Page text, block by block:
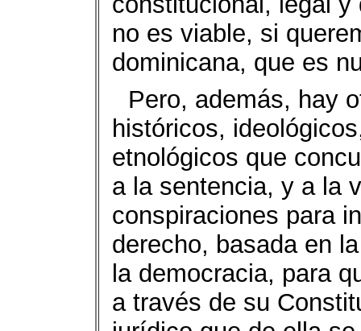
no es viable, si
dominicana, que es
Pero, además, hay
históricos,
etnológicos que
a la sentencia, y a la
conspiraciones para
derecho, basada en
la democracia, para
a través de su